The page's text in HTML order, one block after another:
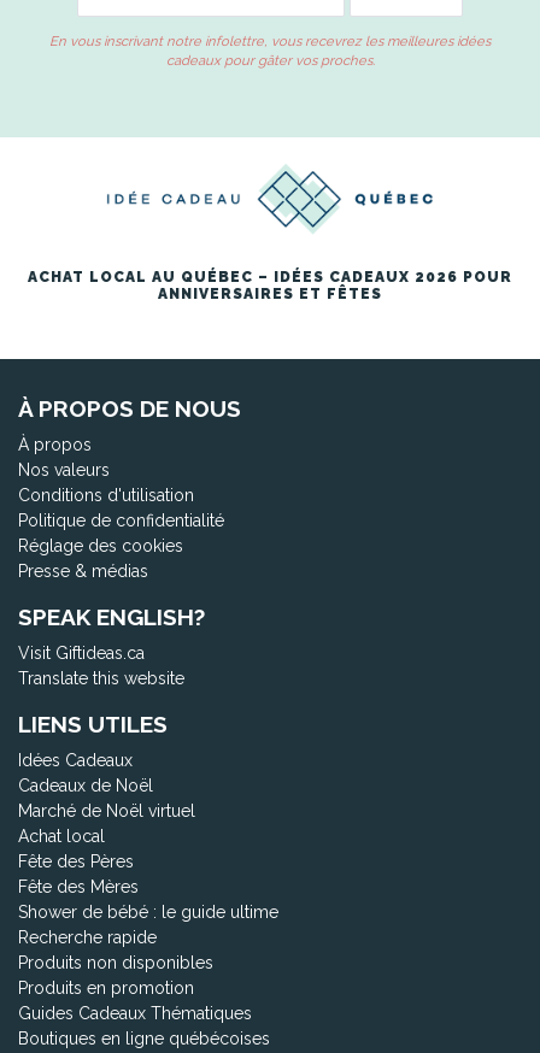
En vous inscrivant notre infolettre, vous recevrez les meilleures idées
cadeaux pour gâter vos proches.
ACHAT LOCAL AU QUÉBEC – IDÉES CADEAUX 2026 POUR
ANNIVERSAIRES ET FÊTES
À PROPOS DE NOUS
À propos
Nos valeurs
Conditions d'utilisation
Politique de confidentialité
Réglage des cookies
Presse & médias
SPEAK ENGLISH?
Visit Giftideas.ca
Translate this website
LIENS UTILES
Idées Cadeaux
Cadeaux de Noël
Marché de Noël virtuel
Achat local
Fête des Pères
Fête des Mères
Shower de bébé : le guide ultime
Recherche rapide
Produits non disponibles
Produits en promotion
Guides Cadeaux Thématiques
Boutiques en ligne québécoises